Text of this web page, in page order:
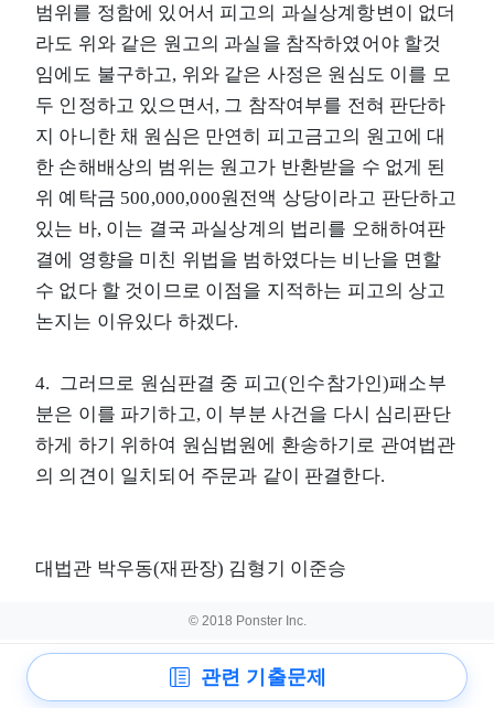
범위를 정함에 있어서 피고의 과실상계항변이 없더
라도 위와 같은 원고의 과실을 참작하였어야 할것
임에도 불구하고, 위와 같은 사정은 원심도 이를 모
두 인정하고 있으면서, 그 참작여부를 전혀 판단하
지 아니한 채 원심은 만연히 피고금고의 원고에 대
한 손해배상의 범위는 원고가 반환받을 수 없게 된
위 예탁금 500,000,000원전액 상당이라고 판단하고
있는 바, 이는 결국 과실상계의 법리를 오해하여판
결에 영향을 미친 위법을 범하였다는 비난을 면할
수 없다 할 것이므로 이점을 지적하는 피고의 상고
논지는 이유있다 하겠다.
4. 그러므로 원심판결 중 피고(인수참가인)패소부
분은 이를 파기하고, 이 부분 사건을 다시 심리판단
하게 하기 위하여 원심법원에 환송하기로 관여법관
의 의견이 일치되어 주문과 같이 판결한다.
대법관 박우동(재판장) 김형기 이준승
© 2018 Ponster Inc.
관련 기출문제